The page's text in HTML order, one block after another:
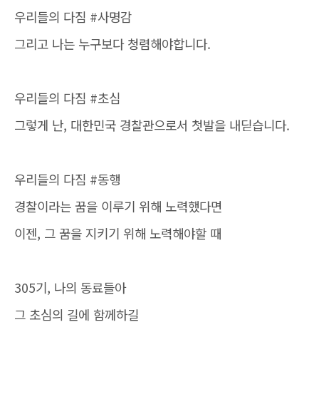
우리들의 다짐 #사명감
그리고 나는 누구보다 청렴해야합니다.
우리들의 다짐 #초심
그렇게 난, 대한민국 경찰관으로서 첫발을 내딛습니다.
우리들의 다짐 #동행
경찰이라는 꿈을 이루기 위해 노력했다면
이젠, 그 꿈을 지키기 위해 노력해야할 때
305기, 나의 동료들아
그 초심의 길에 함께하길